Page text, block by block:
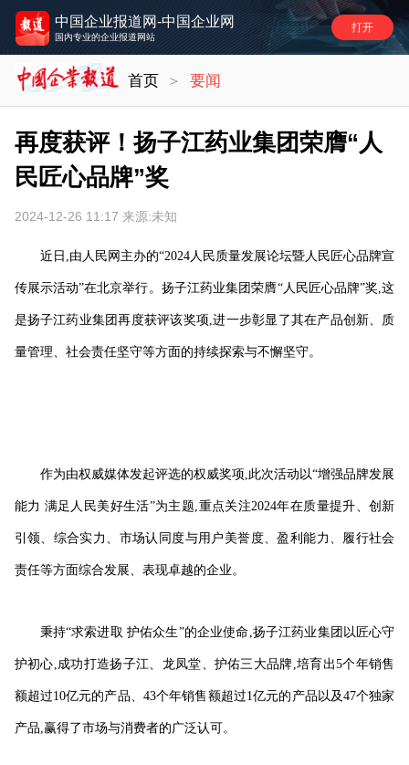
中国企业报道网-中国企业网
国内专业的企业报道网站
打开
首页 ＞ 要闻
再度获评！扬子江药业集团荣膺“人
民匠心品牌”奖
2024-12-26 11:17 来源:未知
近日,由人民网主办的“2024人民质量发展论坛暨人民匠心品牌宣
传展示活动”在北京举行。扬子江药业集团荣膺“人民匠心品牌”奖,这
是扬子江药业集团再度获评该奖项,进一步彰显了其在产品创新、质
量管理、社会责任坚守等方面的持续探索与不懈坚守。
作为由权威媒体发起评选的权威奖项,此次活动以“增强品牌发展
能力 满足人民美好生活”为主题,重点关注2024年在质量提升、创新
引领、综合实力、市场认同度与用户美誉度、盈利能力、履行社会
责任等方面综合发展、表现卓越的企业。
秉持“求索进取 护佑众生”的企业使命,扬子江药业集团以匠心守
护初心,成功打造扬子江、龙凤堂、护佑三大品牌,培育出5个年销售
额超过10亿元的产品、43个年销售额超过1亿元的产品以及47个独家
产品,赢得了市场与消费者的广泛认可。